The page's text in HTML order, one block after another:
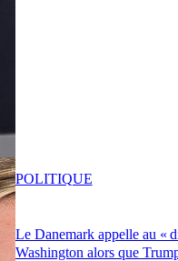
Le Danemark appelle au «
Washington alors que
POLITIQUE